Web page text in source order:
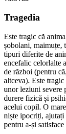
Tragedia
Este tragic că
șobolani, maimuțe,
tipuri diferite de
encefalic celorlalte
de război (pentru
altceva). Este
unor leziuni severe
durere fizică și
acelui copil. O
niște ipocriți, ajutați
pentru a-și